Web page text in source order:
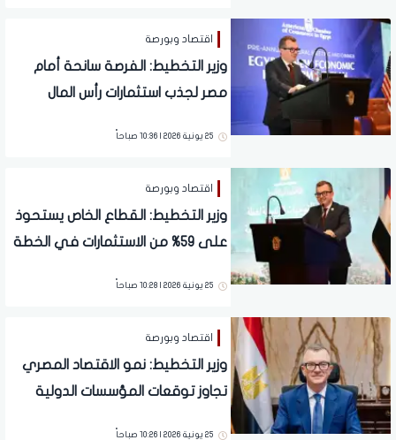
اقتصاد وبورصة
وزير التخطيط: الفرصة سانحة أمام
مصر لجذب استثمارات رأس المال
25 يونية 2026 | 10:36 صباحاً
اقتصاد وبورصة
وزير التخطيط: القطاع الخاص يستحوذ
على 59% من الاستثمارات في الخطة
25 يونية 2026 | 10:28 صباحاً
اقتصاد وبورصة
وزير التخطيط: نمو الاقتصاد المصري
تجاوز توقعات المؤسسات الدولية
25 يونية 2026 | 10:26 صباحاً